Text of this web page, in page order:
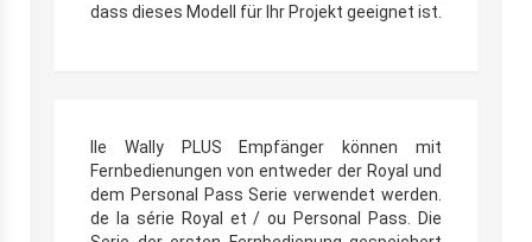
dass dieses Modell für Ihr Projekt geeignet ist.
lle Wally PLUS Empfänger können mit
Fernbedienungen von entweder der Royal und
dem Personal Pass Serie verwendet werden.
de la série Royal et / ou Personal Pass. Die